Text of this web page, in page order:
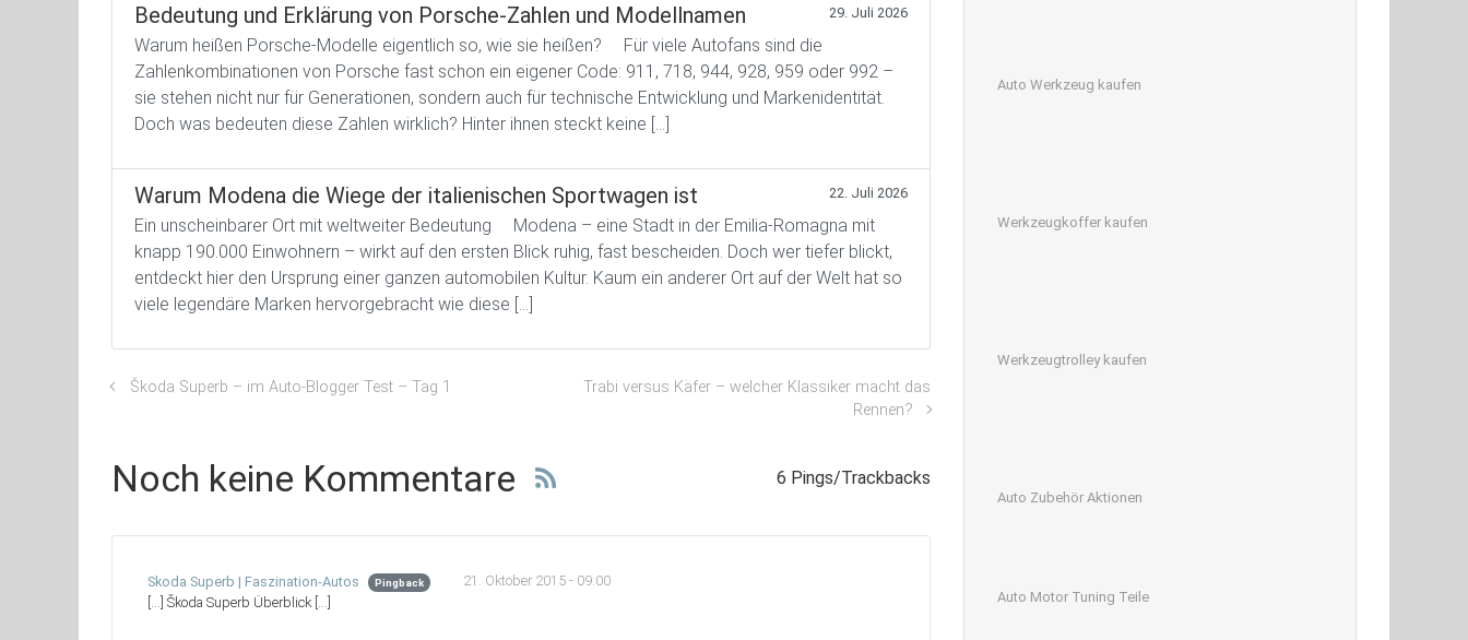
Bedeutung und Erklärung von Porsche-Zahlen und Modellnamen 29. Juli 2026
Warum heißen Porsche-Modelle eigentlich so, wie sie heißen? Für viele Autofans sind die
Zahlenkombinationen von Porsche fast schon ein eigener Code: 911, 718, 944, 928, 959 oder 992 –
sie stehen nicht nur für Generationen, sondern auch für technische Entwicklung und Markenidentität.
Doch was bedeuten diese Zahlen wirklich? Hinter ihnen steckt keine […]
Warum Modena die Wiege der italienischen Sportwagen ist 22. Juli 2026
Ein unscheinbarer Ort mit weltweiter Bedeutung Modena – eine Stadt in der Emilia-Romagna mit
knapp 190.000 Einwohnern – wirkt auf den ersten Blick ruhig, fast bescheiden. Doch wer tiefer blickt,
entdeckt hier den Ursprung einer ganzen automobilen Kultur. Kaum ein anderer Ort auf der Welt hat so
viele legendäre Marken hervorgebracht wie diese […]
Škoda Superb – im Auto-Blogger Test – Tag 1
Trabi versus Käfer – welcher Klassiker macht das
Rennen?
Noch keine Kommentare 6 Pings/Trackbacks
Skoda Superb | Faszination-Autos Pingback
21. Oktober 2015 - 09:00
[…] Škoda Superb Überblick […]
Auto Werkzeug kaufen
Werkzeugkoffer kaufen
Werkzeugtrolley kaufen
Auto Zubehör Aktionen
Auto Motor Tuning Teile